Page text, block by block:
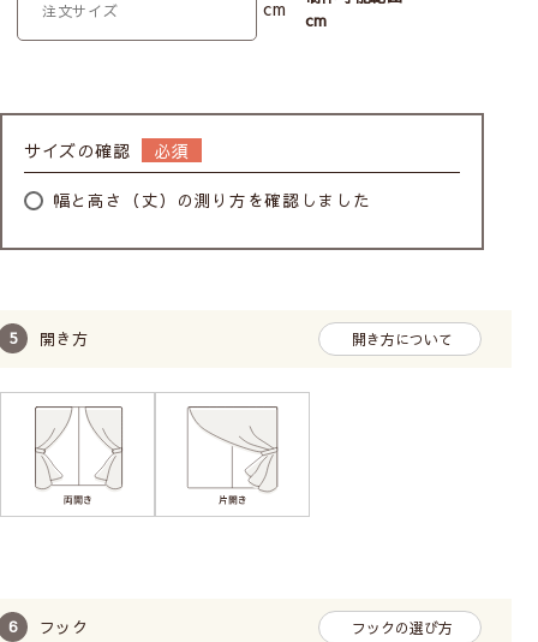
cm
cm
サイズの確認
幅と高さ（丈）の測り方を確認しました
開き方 開き方について
フック フックの選び方